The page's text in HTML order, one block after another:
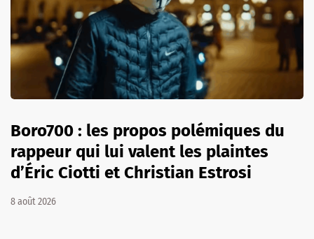
Boro700 : les propos polémiques du
rappeur qui lui valent les plaintes
d’Éric Ciotti et Christian Estrosi
8 août 2026